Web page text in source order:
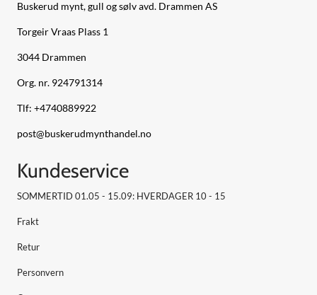
Buskerud mynt, gull og sølv avd. Drammen AS
Torgeir Vraas Plass 1
3044 Drammen
Org. nr. 924791314
Tlf: +4740889922
post@buskerudmynthandel.no
Kundeservice
SOMMERTID 01.05 - 15.09: HVERDAGER 10 - 15
Frakt
Retur
Personvern